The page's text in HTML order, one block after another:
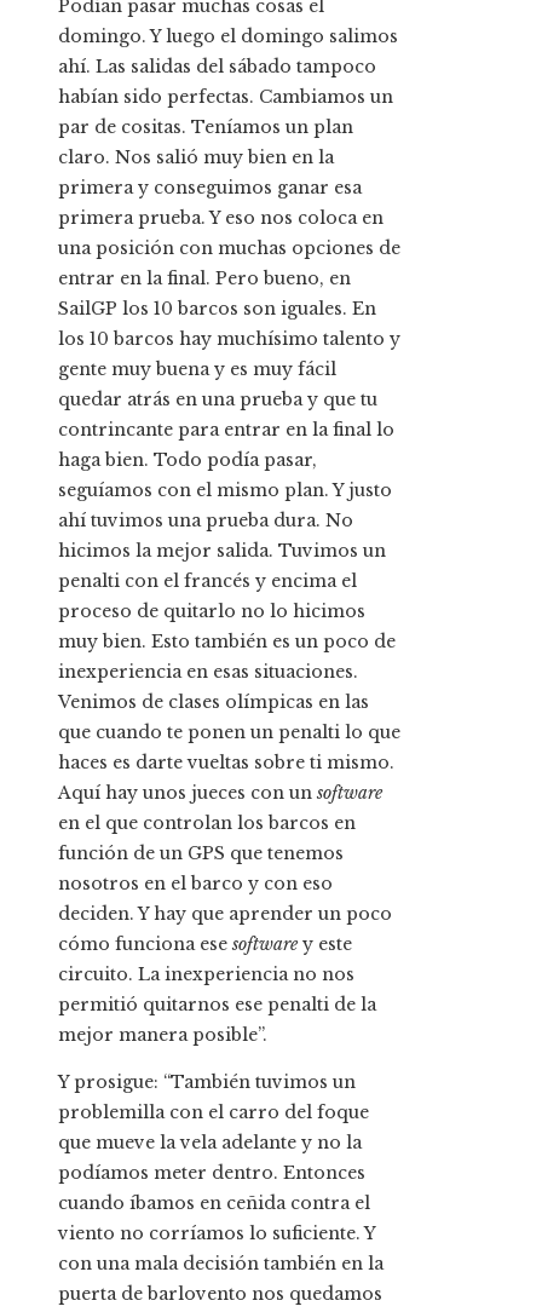
Podían pasar muchas cosas el
domingo. Y luego el domingo salimos
ahí. Las salidas del sábado tampoco
habían sido perfectas. Cambiamos un
par de cositas. Teníamos un plan
claro. Nos salió muy bien en la
primera y conseguimos ganar esa
primera prueba. Y eso nos coloca en
una posición con muchas opciones de
entrar en la final. Pero bueno, en
SailGP los 10 barcos son iguales. En
los 10 barcos hay muchísimo talento y
gente muy buena y es muy fácil
quedar atrás en una prueba y que tu
contrincante para entrar en la final lo
haga bien. Todo podía pasar,
seguíamos con el mismo plan. Y justo
ahí tuvimos una prueba dura. No
hicimos la mejor salida. Tuvimos un
penalti con el francés y encima el
proceso de quitarlo no lo hicimos
muy bien. Esto también es un poco de
inexperiencia en esas situaciones.
Venimos de clases olímpicas en las
que cuando te ponen un penalti lo que
haces es darte vueltas sobre ti mismo.
Aquí hay unos jueces con un software
en el que controlan los barcos en
función de un GPS que tenemos
nosotros en el barco y con eso
deciden. Y hay que aprender un poco
cómo funciona ese softwarey este
circuito. La inexperiencia no nos
permitió quitarnos ese penalti de la
mejor manera posible”.
Y prosigue: “También tuvimos un
problemilla con el carro del foque
que mueve la vela adelante y no la
podíamos meter dentro. Entonces
cuando íbamos en ceñida contra el
viento no corríamos lo suficiente. Y
con una mala decisión también en la
puerta de barlovento nos quedamos